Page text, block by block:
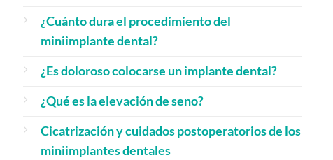
¿Cuánto dura el procedimiento del
miniimplante dental?
¿Es doloroso colocarse un implante dental?
¿Qué es la elevación de seno?
Cicatrización y cuidados postoperatorios de los
miniimplantes dentales